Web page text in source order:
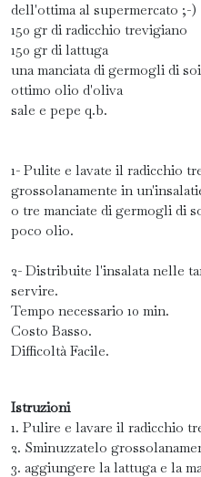
dell'ottima al supermercato ;-)
150 gr di radicchio trevigiano
150 gr di lattuga
una manciata di germogli di
ottimo olio d'oliva
sale e pepe q.b.
1- Pulite e lavate il radicchio
grossolanamente in
o tre manciate di germogli di
poco olio.
2- Distribuite l'insalata nelle
servire.
Tempo necessario 10 min.
Costo Basso.
Difficoltà Facile.
Istruzioni
1. Pulire e lavare il radicchio
2. Sminuzzatelo
3. aggiungere la lattuga e la